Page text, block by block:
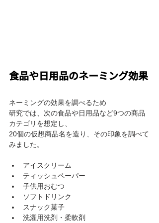
食品や日用品のネーミング効果
ネーミングの効果を調べるため
研究では、次の食品や日用品など9つの商品
カテゴリを想定し、
20個の仮想商品名を造り、その印象を調べて
みました。
アイスクリーム
ティッシュペーパー
子供用おむつ
ソフトドリンク
スナック菓子
洗濯用洗剤・柔軟剤